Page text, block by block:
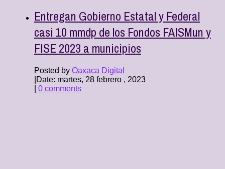
Entregan Gobierno Estatal y Federal
casi 10 mmdp de los Fondos FAISMun y
FISE 2023 a municipios
Posted by Oaxaca Digital
Date: martes, 28 febrero , 2023
0 comments